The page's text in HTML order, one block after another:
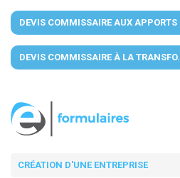
DEVIS COMMISSAIRE AUX APPORTS
DEVIS COMMISSAIRE À LA TRANSFO.
CRÉATION D'UNE ENTREPRISE